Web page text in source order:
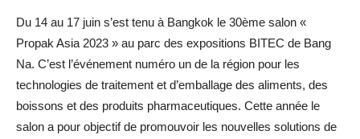
Du 14 au 17 juin s’est tenu à Bangkok le 30ème salon «
Propak Asia 2023 » au parc des expositions BITEC de Bang
Na. C’est l’événement numéro un de la région pour les
technologies de traitement et d’emballage des aliments, des
boissons et des produits pharmaceutiques. Cette année le
salon a pour objectif de promouvoir les nouvelles solutions de